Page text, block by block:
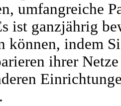
umfangreiche
ist ganzjährig
können, indem
ihrer